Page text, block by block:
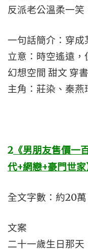
反派老公溫柔一笑
一句話簡介：穿
立意：時空遙遠，
幻想空間 甜文 穿
主角：莊染、秦燕
2 《男朋友售價一
代+網戀+豪門世
全文字數：約20萬
文案
二十一歲生日那